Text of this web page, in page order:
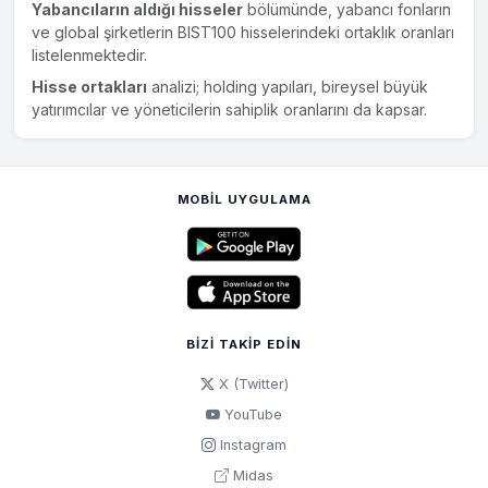
KTLEV %9.3 ÖMER BURKAY
KUYAS %8.1
KCHOL %6.2 SEMAHAT SEVİM ARSEL
OBAMS %5.6 HÜSEYİN TÜRKER
MEHMET RÜÇHAN ORTAYATIRTMACI
FATMA ZEYNEP HAMEDİ
AZİZ KÖSEOĞLU
Yabancıların aldığı hisseler bölümünde, yabancı fonların
ve global şirketlerin BIST100 hisselerindeki ortaklık oranları
listelenmektedir.
Hisse ortakları analizi; holding yapıları, bireysel büyük
yatırımcılar ve yöneticilerin sahiplik oranlarını da kapsar.
MOBIL UYGULAMA
BIZI TAKIP EDIN
X (Twitter)
YouTube
Instagram
Midas